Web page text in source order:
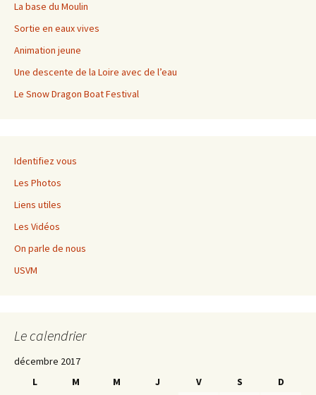
La base du Moulin
Sortie en eaux vives
Animation jeune
Une descente de la Loire avec de l’eau
Le Snow Dragon Boat Festival
Identifiez vous
Les Photos
Liens utiles
Les Vidéos
On parle de nous
USVM
Le calendrier
décembre 2017
L
M M J V S
D